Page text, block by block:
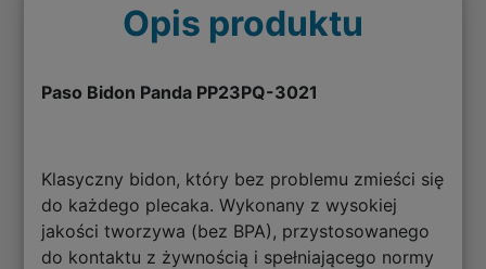
Opis produktu
Paso Bidon Panda PP23PQ-3021
Klasyczny bidon, który bez problemu zmieści się
do każdego plecaka. Wykonany z wysokiej
jakości tworzywa (bez BPA), przystosowanego
do kontaktu z żywnością i spełniającego normy